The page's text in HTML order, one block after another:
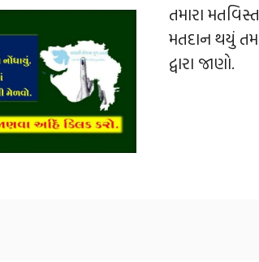
તમારા
મતદાન થયું
દ્વારા જાણો.